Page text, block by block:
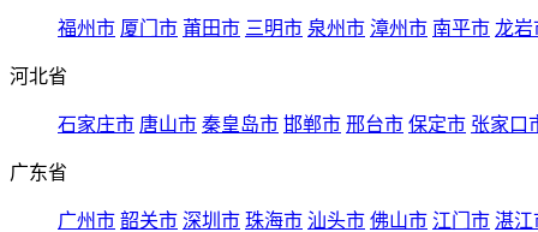
福州市 厦门市 莆田市 三明市 泉州市 漳州市 南平市 龙岩
河北省
石家庄市 唐山市 秦皇岛市 邯郸市 邢台市 保定市 张家口
广东省
广州市 韶关市 深圳市 珠海市 汕头市 佛山市 江门市 湛江